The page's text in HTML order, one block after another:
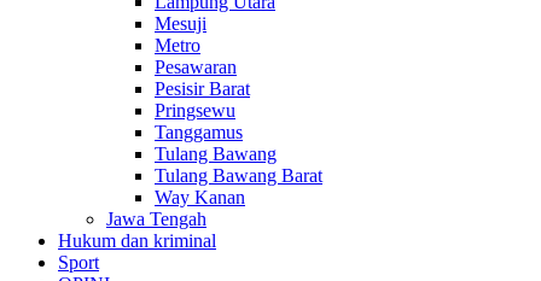
Mesuji
Metro
Pesawaran
Pesisir Barat
Pringsewu
Tanggamus
Tulang Bawang
Tulang Bawang Barat
Way Kanan
Jawa Tengah
Hukum dan kriminal
Sport